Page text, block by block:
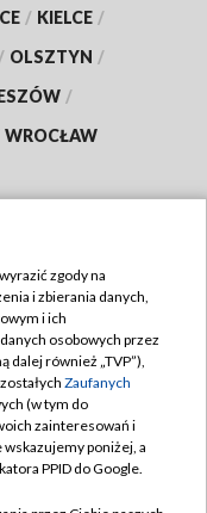
/ KIELCE /
/ OLSZTYN /
/
WROCŁAW
zgody na
i zbierania danych,
i ich
osobowych przez
dalej również „TVP”),
Zaufanych
(w tym do
zainteresowań i
poniżej, a
PPID do Google.